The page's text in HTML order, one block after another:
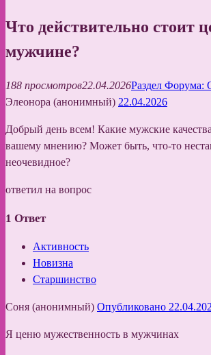
Что действительно стоит
мужчине?
188 просмотров22.04.2026Раздел Форума:
Элеонора (анонимный) 22.04.2026
Добрый день всем! Какие мужские
вашему мнению? Может быть, что-то
неочевидное?
ответил на вопрос
1 Ответ
Активность
Новизна
Старшинство
Соня (анонимный) Опубликовано
Я ценю мужественность в мужчинах